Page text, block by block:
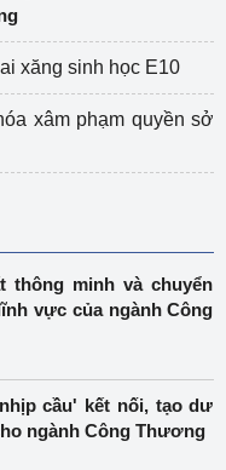
xăng sinh học E10
xâm phạm quyền sở
thông minh và chuyển
vực của ngành Công
cầu' kết nối, tạo dư
ngành Công Thương